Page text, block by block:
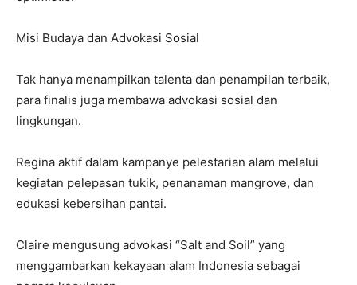
Misi Budaya dan Advokasi Sosial
Tak hanya menampilkan talenta dan penampilan terbaik,
para finalis juga membawa advokasi sosial dan
lingkungan.
Regina aktif dalam kampanye pelestarian alam melalui
kegiatan pelepasan tukik, penanaman mangrove, dan
edukasi kebersihan pantai.
Claire mengusung advokasi “Salt and Soil” yang
menggambarkan kekayaan alam Indonesia sebagai